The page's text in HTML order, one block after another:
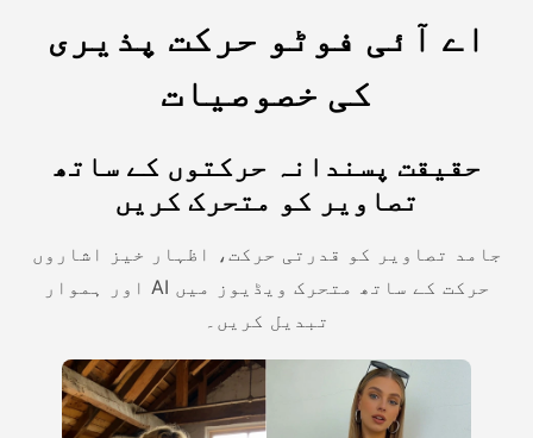
اے آئی فوٹو حرکت پذیری
کی خصوصیات
حقیقت پسندانہ حرکتوں کے ساتھ
تصاویر کو متحرک کریں
جامد تصاویر کو قدرتی حرکت، اظہار خیز اشاروں
اور ہموار AI حرکت کے ساتھ متحرک ویڈیوز میں
تبدیل کریں۔